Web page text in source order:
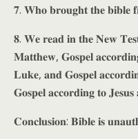
𝟕. 𝐖𝐡𝐨 𝐛𝐫𝐨𝐮𝐠𝐡𝐭 𝐭𝐡𝐞 𝐛𝐢𝐛𝐥𝐞
𝟖. 𝐖𝐞 𝐫𝐞𝐚𝐝 𝐢𝐧 𝐭𝐡𝐞 𝐍𝐞𝐰
𝐌𝐚𝐭𝐭𝐡𝐞𝐰, 𝐆𝐨𝐬𝐩𝐞𝐥
𝐋𝐮𝐤𝐞, 𝐚𝐧𝐝 𝐆𝐨𝐬𝐩𝐞𝐥
𝐆𝐨𝐬𝐩𝐞𝐥 𝐚𝐜𝐜𝐨𝐫𝐝𝐢𝐧𝐠 𝐭𝐨
𝐂𝐨𝐧𝐜𝐥𝐮𝐬𝐢𝐨𝐧: 𝐁𝐢𝐛𝐥𝐞 𝐢𝐬